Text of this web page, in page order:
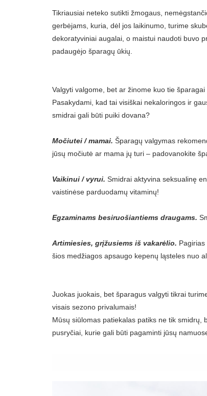
Tikriausiai neteko sutikti žmogaus,
gerbėjams, kuria, dėl jos laikinumo, turime
dekoratyviniai augalai, o maistui naudoti buvo
padaugėjo šparagų ūkių.
Valgyti valgome, bet ar žinome kuo tie
Pasakydami, kad tai visiškai nekaloringos ir
smidrai gali būti puiki dovana?
Močiutei / mamai. Šparagų valgymas
jūsų močiutė ar mama jų turi – padovanokite
Vaikinui / vyrui. Smidrai aktyvina seksualinę
vaistinėse parduodamų vitaminų!
Egzaminams besiruošiantiems draugams.
Artimiesies, grįžusiems iš vakarėlio.
šios medžiagos apsaugo kepenų ląsteles nuo
Juokas juokais, bet šparagus valgyti tikrai
visais sezono privalumais!
Mūsų siūlomas patiekalas patiks ne tik smidrų,
pusryčiai, kurie gali būti pagaminti jūsų